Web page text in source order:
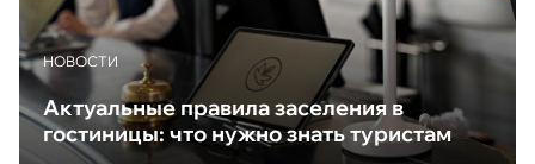
НОВОСТИ
Актуальные правила заселения в
гостиницы: что нужно знать туристам